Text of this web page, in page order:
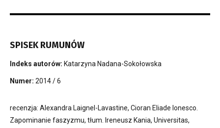
SPISEK RUMUNÓW
Indeks autorów: Katarzyna Nadana-Sokołowska
Numer: 2014 / 6
recenzja: Alexandra Laignel-Lavastine, Cioran Eliade Ionesco.
Zapominanie faszyzmu, tłum. Ireneusz Kania, Universitas,